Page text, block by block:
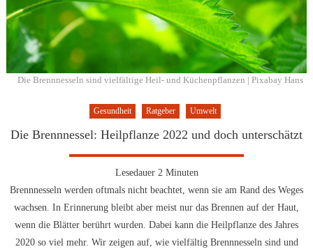
Die Brennnesseln sind vielfältige Heil- und Küchenpflanzen | Pixabay Hans
Gesundheit Ratgeber Umwelt
Die Brennnessel: Heilpflanze 2022 und doch unterschätzt
Lesedauer 2 Minuten
Brennnesseln werden oftmals nicht beachtet, wenn sie am Rand des Weges
wachsen. In Erinnerung bleibt aber meist nur das Brennen auf der Haut,
wenn die Blätter berührt wurden. Dabei kann die Heilpflanze des Jahres
2020 so viel mehr. Wir zeigen auf, wie vielfältig Brennnesseln sind und